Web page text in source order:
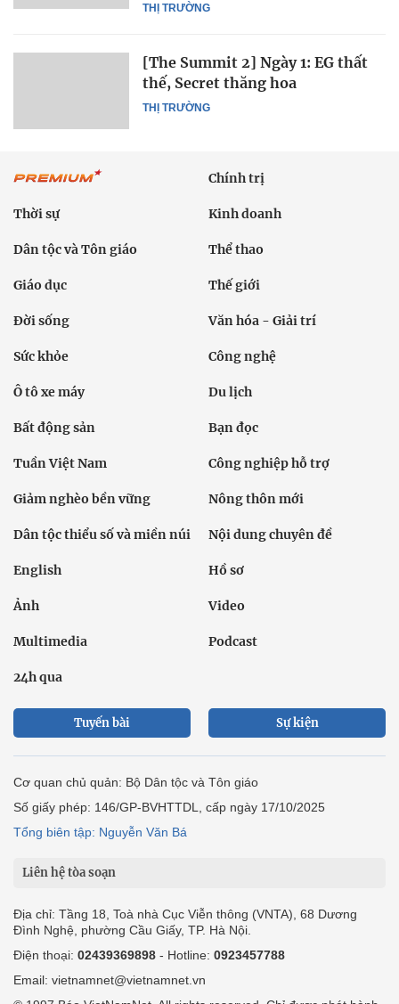
THỊ TRƯỜNG
THỊ TRƯỜNG
[The Summit 2] Ngày 1: EG thất
thế, Secret thăng hoa
Chính trị
Thời sự Kinh doanh
Dân tộc và Tôn giáo Thể thao
Giáo dục Thế giới
Đời sống Văn hóa - Giải trí
Sức khỏe Công nghệ
Ô tô xe máy Du lịch
Bất động sản Bạn đọc
Tuần Việt Nam Công nghiệp hỗ trợ
Giảm nghèo bền vững Nông thôn mới
Dân tộc thiểu số và miền núi Nội dung chuyên đề
English Hồ sơ
Ảnh Video
Multimedia Podcast
24h qua
Tuyến bài Sự kiện
Cơ quan chủ quản: Bộ Dân tộc và Tôn giáo
Số giấy phép: 146/GP-BVHTTDL, cấp ngày 17/10/2025
Tổng biên tập: Nguyễn Văn Bá
Liên hệ tòa soạn
Địa chỉ: Tầng 18, Toà nhà Cục Viễn thông (VNTA), 68 Dương
Đình Nghệ, phường Cầu Giấy, TP. Hà Nội.
Điện thoại: 02439369898 - Hotline: 0923457788
Email: vietnamnet@vietnamnet.vn